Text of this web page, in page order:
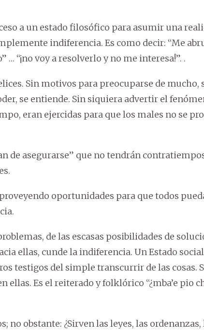
a un estado filosófico para asumir una
indiferencia. Es como decir: “Me
… “¡no voy a resolverlo y no me interesa!”. .
Sin motivos para preocuparse de mucho,
se entiende. Sin siquiera advertir el
eran ejercidas para que los males no se
de asegurarse” que no tendrán
oportunidades para que todos
de las escasas posibilidades de
ellas, cunde la indiferencia. Un Estado
testigos del simple transcurrir de las cosas.
ellas. Es el reiterado y folklórico “¿mba’e pio
no obstante: ¿Sirven las leyes, las